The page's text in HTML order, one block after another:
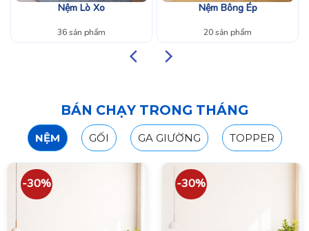
Nệm Lò Xo
36 sản phẩm
Nệm Bông Ép
20 sản phẩm
BÁN CHẠY TRONG THÁNG
NỆM GỐI GA GIƯỜNG TOPPER
-30% -30%